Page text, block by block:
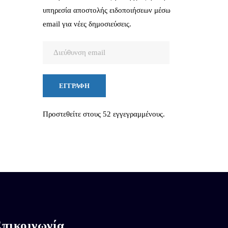
υπηρεσία αποστολής ειδοποιήσεων μέσω
email για νέες δημοσιεύσεις.
ΕΓΓΡΑΦΉ
Προστεθείτε στους 52 εγγεγραμμένους.